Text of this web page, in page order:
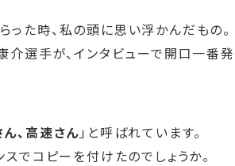
た時、私の頭に思い浮かんだもの。
選手が、インタビューで開口一番
、高速さん 」と呼ばれています。
スでコピーを付けたのでしょうか。